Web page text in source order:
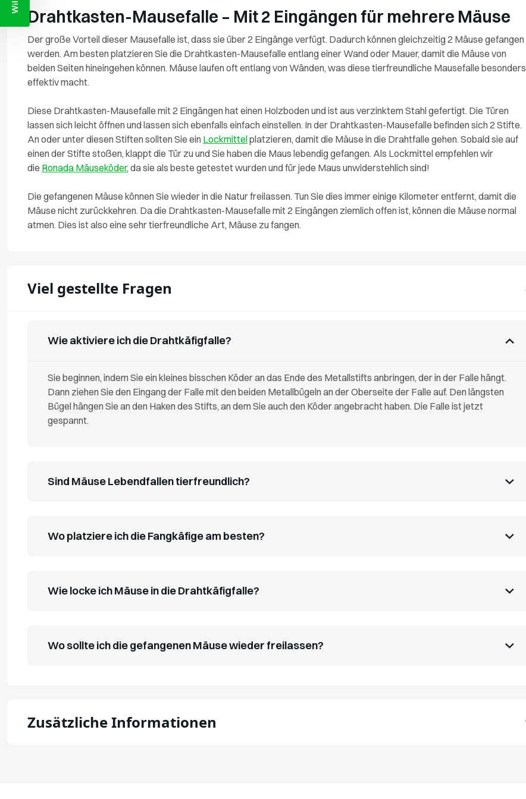
Drahtkasten-Mausefalle – Mit 2 Eingängen für mehrere Mäuse
Der große Vorteil dieser Mausefalle ist, dass sie über 2 Eingänge verfügt. Dadurch können gleichzeitig 2 Mäuse gefangen
werden. Am besten platzieren Sie die Drahtkasten-Mausefalle entlang einer Wand oder Mauer, damit die Mäuse von
beiden Seiten hineingehen können. Mäuse laufen oft entlang von Wänden, was diese tierfreundliche Mausefalle besonders
effektiv macht.
Diese Drahtkasten-Mausefalle mit 2 Eingängen hat einen Holzboden und ist aus verzinktem Stahl gefertigt. Die Türen
lassen sich leicht öffnen und lassen sich ebenfalls einfach einstellen. In der Drahtkasten-Mausefalle befinden sich 2 Stifte.
An oder unter diesen Stiften sollten Sie ein Lockmittelplatzieren, damit die Mäuse in die Drahtfalle gehen. Sobald sie auf
einen der Stifte stoßen, klappt die Tür zu und Sie haben die Maus lebendig gefangen. Als Lockmittel empfehlen wir
die Ronada Mäuseköder, da sie als beste getestet wurden und für jede Maus unwiderstehlich sind!
Die gefangenen Mäuse können Sie wieder in die Natur freilassen. Tun Sie dies immer einige Kilometer entfernt, damit die
Mäuse nicht zurückkehren. Da die Drahtkasten-Mausefalle mit 2 Eingängen ziemlich offen ist, können die Mäuse normal
atmen. Dies ist also eine sehr tierfreundliche Art, Mäuse zu fangen.
Viel gestellte Fragen
Wie aktiviere ich die Drahtkäfigfalle?
Sie beginnen, indem Sie ein kleines bisschen Köder an das Ende des Metallstifts anbringen, der in der Falle hängt.
Dann ziehen Sie den Eingang der Falle mit den beiden Metallbügeln an der Oberseite der Falle auf. Den längsten
Bügel hängen Sie an den Haken des Stifts, an dem Sie auch den Köder angebracht haben. Die Falle ist jetzt
gespannt.
Sind Mäuse Lebendfallen tierfreundlich?
Wo platziere ich die Fangkäfige am besten?
Wie locke ich Mäuse in die Drahtkäfigfalle?
Wo sollte ich die gefangenen Mäuse wieder freilassen?
Zusätzliche Informationen